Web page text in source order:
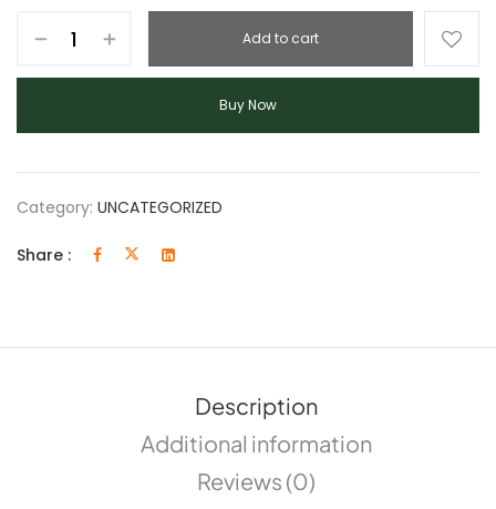
Add to cart
Buy Now
Category: UNCATEGORIZED
Share :
Description
Additional information
Reviews (0)